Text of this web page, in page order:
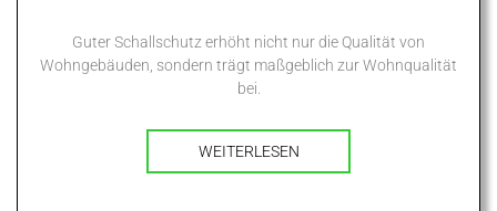
Guter Schallschutz erhöht nicht nur die Qualität von
Wohngebäuden, sondern trägt maßgeblich zur Wohnqualität
bei.
WEITERLESEN